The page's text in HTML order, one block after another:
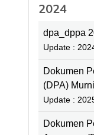
2024
dpa_dppa
Update :
Dokumen
(DPA) Murni
Update :
Dokumen